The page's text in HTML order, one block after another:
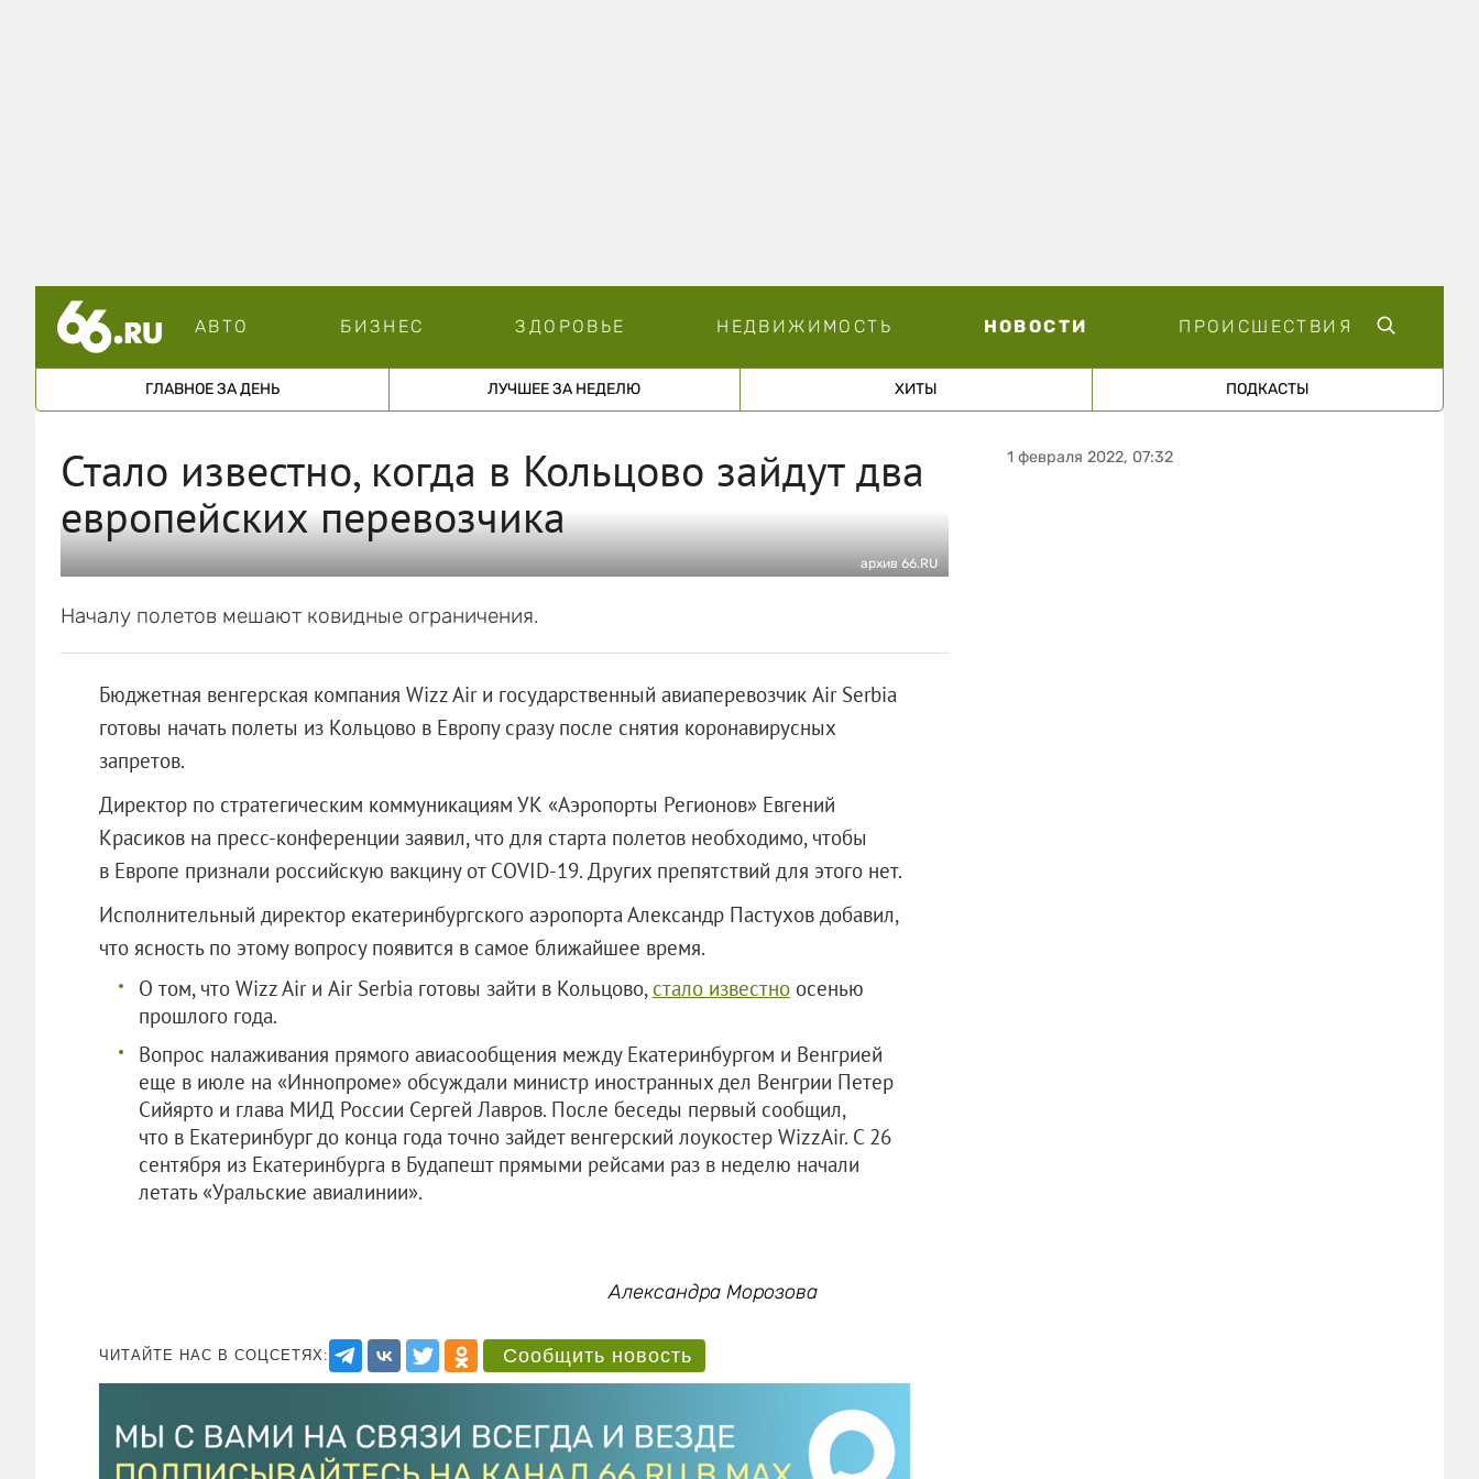
АВТО БИЗНЕС ЗДОРОВЬЕ НЕДВИЖИМОСТЬ НОВОСТИ ПРОИСШЕСТВИЯ
ГЛАВНОЕ ЗА ДЕНЬ ЛУЧШЕЕ ЗА НЕДЕЛЮ ХИТЫ ПОДКАСТЫ
Стало известно, когда в Кольцово зайдут два
европейских перевозчика
архив 66.RU
Началу полетов мешают ковидные ограничения.
Бюджетная венгерская компания Wizz Air и государственный авиаперевозчик Air Serbia
готовы начать полеты из Кольцово в Европу сразу после снятия коронавирусных
запретов.
Директор по стратегическим коммуникациям УК «Аэропорты Регионов» Евгений
Красиков на пресс-конференции заявил, что для старта полетов необходимо, чтобы
в Европе признали российскую вакцину от COVID-19. Других препятствий для этого нет.
Исполнительный директор екатеринбургского аэропорта Александр Пастухов добавил,
что ясность по этому вопросу появится в самое ближайшее время.
О том, что Wizz Air и Air Serbia готовы зайти в Кольцово, стало известноосенью
прошлого года.
Вопрос налаживания прямого авиасообщения между Екатеринбургом и Венгрией
еще в июле на «Иннопроме» обсуждали министр иностранных дел Венгрии Петер
Сийярто и глава МИД России Сергей Лавров. После беседы первый сообщил,
что в Екатеринбург до конца года точно зайдет венгерский лоукостер WizzAir. С 26
сентября из Екатеринбурга в Будапешт прямыми рейсами раз в неделю начали
летать «Уральские авиалинии».
Александра Морозова
ЧИТАЙТЕ НАС В СОЦСЕТЯХ: Сообщить новость
1 февраля 2022, 07:32